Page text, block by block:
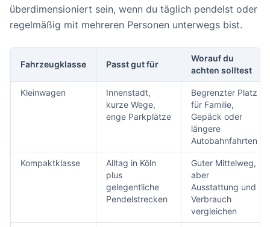
überdimensioniert sein, wenn du täglich pendelst oder
regelmäßig mit mehreren Personen unterwegs bist.
Fahrzeugklasse Passt gut für
Worauf du
achten solltest
Kleinwagen
Innenstadt,
kurze Wege,
enge Parkplätze
Begrenzter Platz
für Familie,
Gepäck oder
längere
Autobahnfahrten
Kompaktklasse
Alltag in Köln
plus
gelegentliche
Pendelstrecken
Guter Mittelweg,
aber
Ausstattung und
Verbrauch
vergleichen